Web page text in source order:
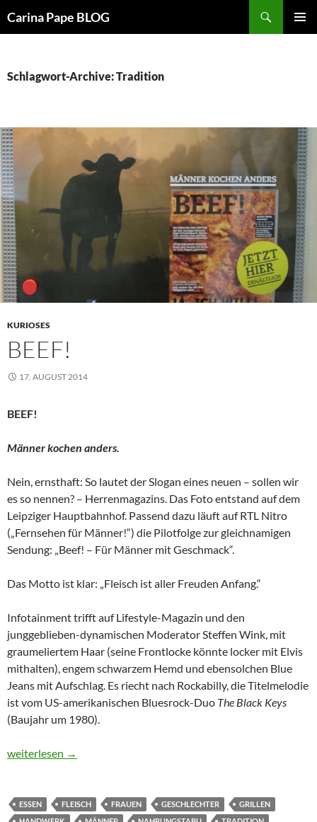
Carina Pape BLOG
Schlagwort-Archive: Tradition
KURIOSES
BEEF!
17. AUGUST 2014
BEEF!
Männer kochen anders.
Nein, ernsthaft: So lautet der Slogan eines neuen – sollen wir
es so nennen? – Herrenmagazins. Das Foto entstand auf dem
Leipziger Hauptbahnhof. Passend dazu läuft auf RTL Nitro
(„Fernsehen für Männer!“) die Pilotfolge zur gleichnamigen
Sendung: „Beef! – Für Männer mit Geschmack“.
Das Motto ist klar: „Fleisch ist aller Freuden Anfang.“
Infotainment trifft auf Lifestyle-Magazin und den
junggeblieben-dynamischen Moderator Steffen Wink, mit
graumeliertem Haar (seine Frontlocke könnte locker mit Elvis
mithalten), engem schwarzem Hemd und ebensolchen Blue
Jeans mit Aufschlag. Es riecht nach Rockabilly, die Titelmelodie
ist vom US-amerikanischen Bluesrock-Duo The Black Keys
(Baujahr um 1980).
BEEF!
weiterlesen →
ESSEN FLEISCH FRAUEN GESCHLECHTER
GRILLEN